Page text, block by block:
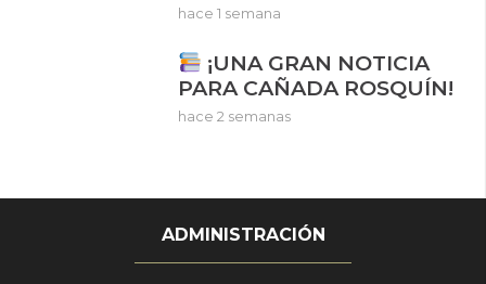
hace 1 semana
¡UNA GRAN NOTICIA
PARA CAÑADA ROSQUÍN!
hace 2 semanas
ADMINISTRACIÓN